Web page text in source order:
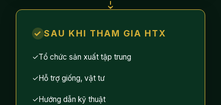
✓ SAU KHI THAM GIA HTX
✓Tổ chức sản xuất tập trung
✓ Hỗ trợ giống, vật tư
✓ Hướng dẫn kỹ thuật